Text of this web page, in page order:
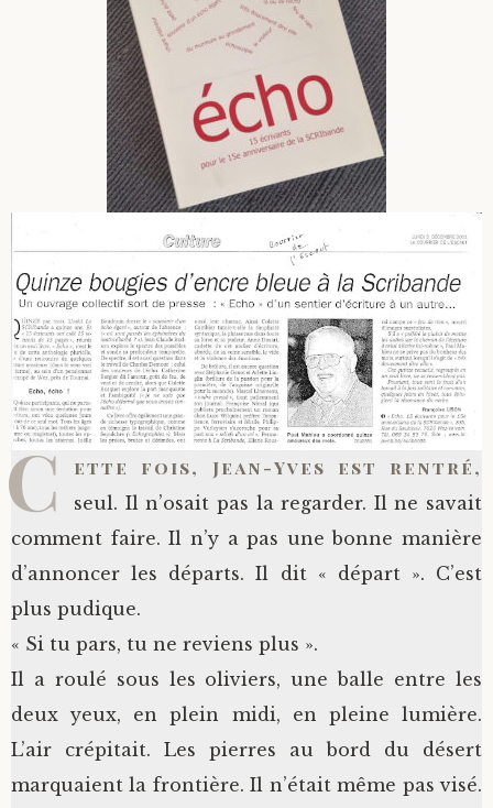
C ette fois, Jean-Yves est rentré,
seul. Il n’osait pas la regarder. Il ne savait
comment faire. Il n’y a pas une bonne manière
d’annoncer les départs. Il dit « départ ». C’est
plus pudique.
« Si tu pars, tu ne reviens plus ».
Il a roulé sous les oliviers, une balle entre les
deux yeux, en plein midi, en pleine lumière.
L’air crépitait. Les pierres au bord du désert
marquaient la frontière. Il n’était même pas visé.